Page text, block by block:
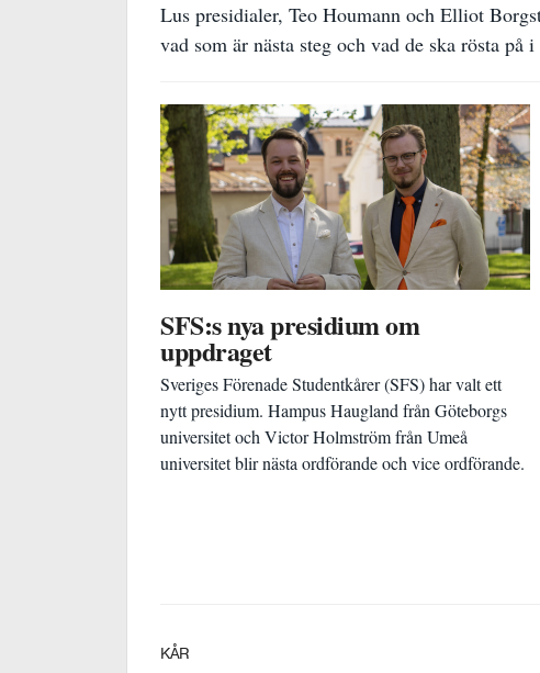
Lus presidialer, Teo Houmann och Elliot
vad som är nästa steg och vad de ska rösta på
SFS:s nya presidium om
uppdraget
Sveriges Förenade Studentkårer (SFS) har valt ett
nytt presidium. Hampus Haugland från Göteborgs
universitet och Victor Holmström från Umeå
universitet blir nästa ordförande och vice ordförande.
KÅR